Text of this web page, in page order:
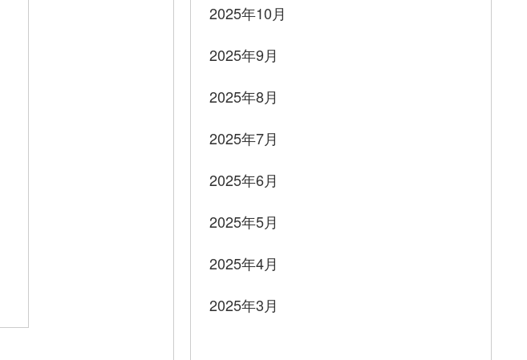
2025年10月
2025年9月
2025年8月
2025年7月
2025年6月
2025年5月
2025年4月
2025年3月